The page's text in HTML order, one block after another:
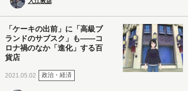
「ケーキの出前」に「高級ブ
ランドのサブスク」も――コ
ロナ禍のなか「進化」する百
貨店
2021.05.02 政治・経済